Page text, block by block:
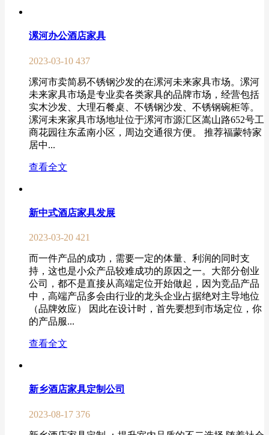
漯河办公酒店家具
2023-03-10 437
漯河市卖简易不锈钢沙发的在漯河未来家具市场。漯河
未来家具市场是专业卖各类家具的品牌市场，经营包括
实木沙发、大理石餐桌、不锈钢沙发、不锈钢碗柜等。
漯河未来家具市场地址位于漯河市源汇区嵩山路652号工
商花园往东孟南小区，周边交通很方便。 推荐福蒙特家
居中...
查看全文
新中式酒店家具发展
2023-03-20 421
而一件产品的成功，需要一定的体量、利润的同时支
持，这也是小众产品较难成功的原因之一。大部分创业
公司，都不是直接从高端定位开始做起，因为竞品产品
中，高端产品多会由行业的龙头企业占据绝对主导地位
（品牌效应） 因此在设计时，首先要想到市场定位，你
的产品服...
查看全文
新乡酒店家具定制公司
2023-08-17 376